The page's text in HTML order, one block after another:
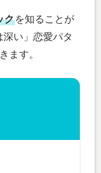
クを知ることが
い」恋愛パタ
ます。